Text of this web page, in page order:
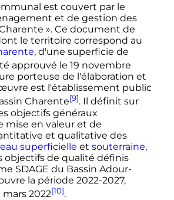
est couvert par le
et de gestion des
». Ce document de
le territoire correspond au
, d'une superficie de
approuvé le 19 novembre
porteuse de l'élaboration et
est l'établissement public
Charente[9]. Il définit sur
objectifs généraux
mise en valeur et de
et qualitative des
eau superficielle et souterraine,
objectifs de qualité définis
SDAGE du Bassin Adour-
la période 2022-2027,
mars 2022[10].